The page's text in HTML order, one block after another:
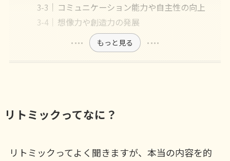
コミュニケーション能力や自主性の向上
想像力や創造力の発展
もっと見る
リトミックってなに？
リトミックってよく聞きますが、本当の内容を的